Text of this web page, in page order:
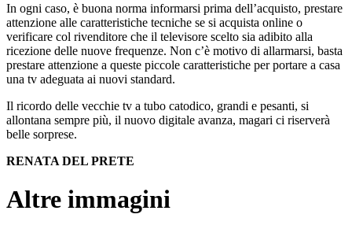
In ogni caso, è buona norma informarsi prima dell’acquisto, prestare
attenzione alle caratteristiche tecniche se si acquista online o
verificare col rivenditore che il televisore scelto sia adibito alla
ricezione delle nuove frequenze. Non c’è motivo di allarmarsi, basta
prestare attenzione a queste piccole caratteristiche per portare a casa
una tv adeguata ai nuovi standard.
Il ricordo delle vecchie tv a tubo catodico, grandi e pesanti, si
allontana sempre più, il nuovo digitale avanza, magari ci riserverà
belle sorprese.
RENATA DEL PRETE
Altre immagini